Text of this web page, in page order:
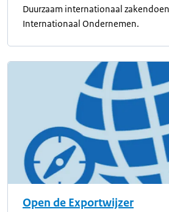
Duurzaam internationaal
Internationaal Ondernemen.
Open de Exportwijzer